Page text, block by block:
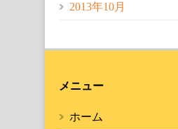
2013年10月
メニュー
ホーム